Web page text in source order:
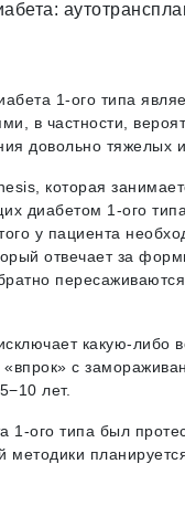
1-ого типа
в частности,
довольно тяжелых
которая
диабетом 1-ого
у пациента
отвечает за
какую-
«впрок» с
лет.
ого типа был